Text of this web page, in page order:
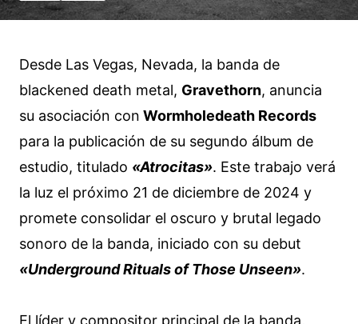
Desde Las Vegas, Nevada, la banda de
blackened death metal, Gravethorn, anuncia
su asociación con Wormholedeath Records
para la publicación de su segundo álbum de
estudio, titulado «Atrocitas». Este trabajo verá
la luz el próximo 21 de diciembre de 2024 y
promete consolidar el oscuro y brutal legado
sonoro de la banda, iniciado con su debut
«Underground Rituals of Those Unseen».
El líder y compositor principal de la banda,